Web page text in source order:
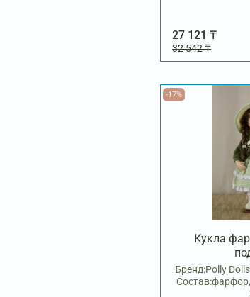
27 121 ₸
32 542 ₸
-17%
Кукла
Бренд:Polly